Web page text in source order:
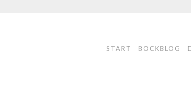
START BOCKBLOG